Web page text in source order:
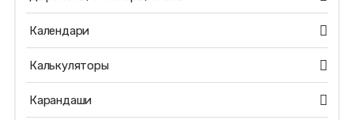
Календари
Калькуляторы
Карандаши